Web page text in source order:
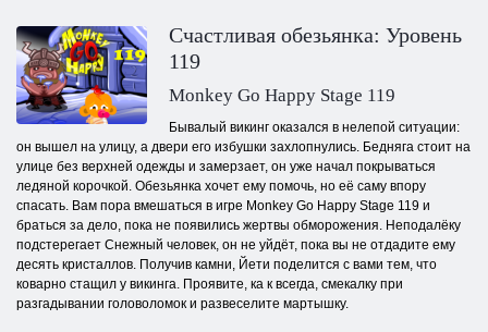
Счастливая обезьянка: Уровень
119
Monkey Go Happy Stage 119
Бывалый викинг оказался в нелепой ситуации:
он вышел на улицу, а двери его избушки захлопнулись. Бедняга стоит на
улице без верхней одежды и замерзает, он уже начал покрываться
ледяной корочкой. Обезьянка хочет ему помочь, но её саму впору
спасать. Вам пора вмешаться в игре Monkey Go Happy Stage 119 и
браться за дело, пока не появились жертвы обморожения. Неподалёку
подстерегает Снежный человек, он не уйдёт, пока вы не отдадите ему
десять кристаллов. Получив камни, Йети поделится с вами тем, что
коварно стащил у викинга. Проявите, ка к всегда, смекалку при
разгадывании головоломок и развеселите мартышку.